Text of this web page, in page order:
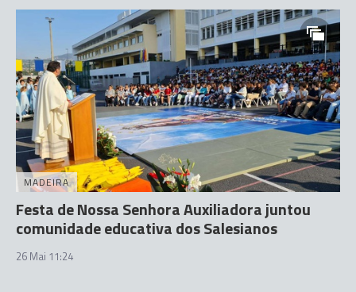
MADEIRA
Festa de Nossa Senhora Auxiliadora juntou
comunidade educativa dos Salesianos
26 Mai 11:24